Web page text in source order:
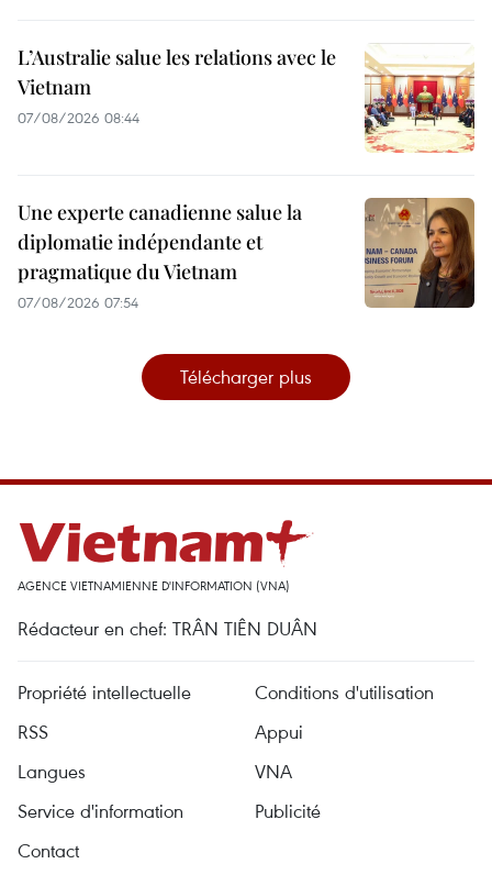
L’Australie salue les relations avec le
Vietnam
07/08/2026 08:44
Une experte canadienne salue la
diplomatie indépendante et
pragmatique du Vietnam
07/08/2026 07:54
Télécharger plus
AGENCE VIETNAMIENNE D'INFORMATION (VNA)
Rédacteur en chef: TRÂN TIÊN DUÂN
Propriété intellectuelle
Conditions d'utilisation
RSS
Appui
Langues
VNA
Service d'information
Publicité
Contact